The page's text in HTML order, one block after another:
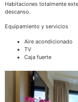
Habitaciones totalmente
descanso.
Equipamiento y servicios
Aire acondicionado
TV
Caja fuerte